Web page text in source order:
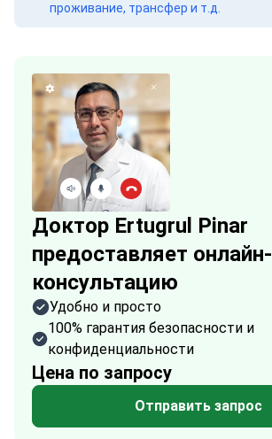
проживание, трансфер и т.д.
Доктор Ertugrul Pinar
предоставляет онлайн-
консультацию
Удобно и просто
100% гарантия безопасности и
конфиденциальности
Цена по запросу
Отправить запрос